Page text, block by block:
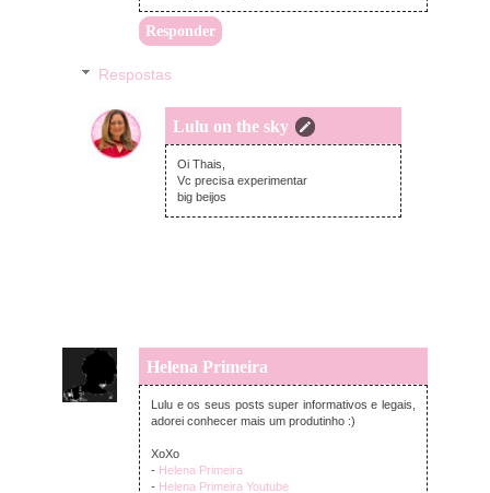
Responder
Respostas
Lulu on the sky
segunda-feira, setembro 03, 2018
Oi Thais,
Vc precisa experimentar
big beijos
Helena Primeira
segunda-feira, setembro 03, 2018
Lulu e os seus posts super informativos e legais,
adorei conhecer mais um produtinho :)
XoXo
- Helena Primeira
- Helena Primeira Youtube